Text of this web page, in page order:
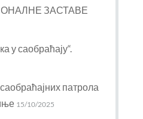
ЗАСТАВЕ
у саобраћају“.
патрола
15/10/2025